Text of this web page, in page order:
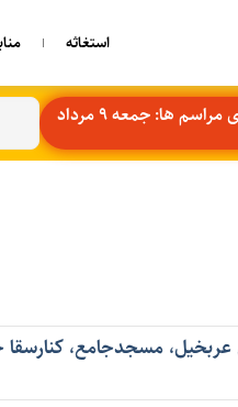
استغاثه
ها: جمعه 9 مرداد
مسجدجامع، کنارسقا